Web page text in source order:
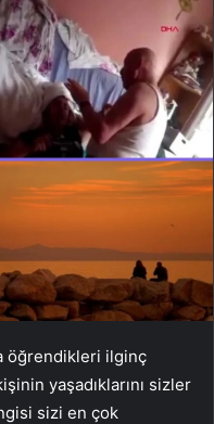
öğrendikleri ilginç
yaşadıklarını sizler
sizi en çok